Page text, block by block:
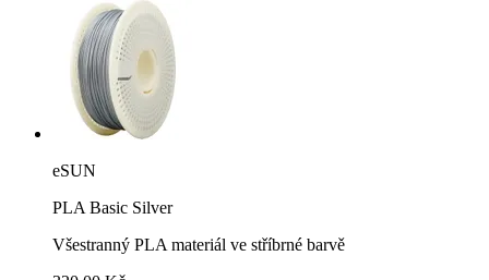
eSUN
PLA Basic Silver
Všestranný PLA materiál ve stříbrné barvě